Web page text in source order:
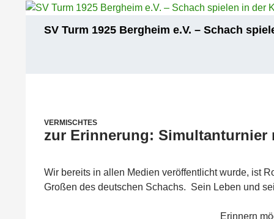
SV Turm 1925 Bergheim e.V. – Schach
VERMISCHTES
zur Erinnerung: Simultanturnier
Wir bereits in allen Medien veröffentlicht wurde, ist
Großen des deutschen Schachs. Sein Leben und
Erinnern